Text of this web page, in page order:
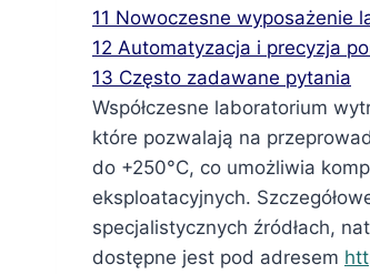
11 Nowoczesne wyposażenie
12 Automatyzacja i precyzja
13 Często zadawane pytania
Współczesne laboratorium
które pozwalają na
do +250°C, co umożliwia
eksploatacyjnych.
specjalistycznych źródłach,
dostępne jest pod adresem